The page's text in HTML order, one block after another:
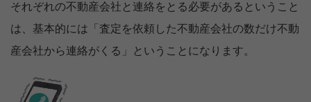
それぞれの不動産会社と連絡をとる必要があるということ
は、基本的には「査定を依頼した不動産会社の数だけ不動
産会社から連絡がくる」ということになります。